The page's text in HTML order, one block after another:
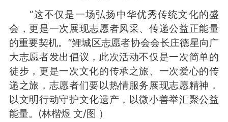
“这不仅是一场弘扬中华优秀传统文化的盛
会，更是一次展现志愿者风采、传递公益正能量
的重要契机。”鲤城区志愿者协会会长庄德星向广
大志愿者发出倡议，此次活动不仅是一次简单的
徒步，更是一次文化的传承之旅、一次爱心的传
递之旅，志愿者们要以热情服务展现志愿精神，
以文明行动守护文化遗产，以微小善举汇聚公益
能量。(林楷煜 文/图 ）